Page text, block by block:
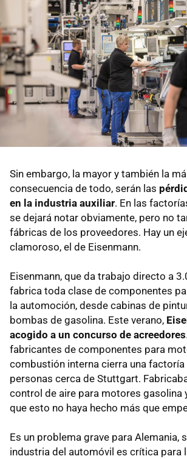
Sin embargo, la mayor y también la
consecuencia de todo, serán las
en la industria auxiliar. En las
se dejará notar obviamente, pero no
fábricas de los proveedores. Hay un
clamoroso, el de Eisenmann.
Eisenmann, que da trabajo directo a
fabrica toda clase de componentes
la automoción, desde cabinas de
bombas de gasolina. Este verano,
acogido a un concurso de acreedores
fabricantes de componentes para
combustión interna cierra una factoría
personas cerca de Stuttgart.
control de aire para motores gasolina
que esto no haya hecho más que
Es un problema grave para Alemania,
industria del automóvil es crítica para